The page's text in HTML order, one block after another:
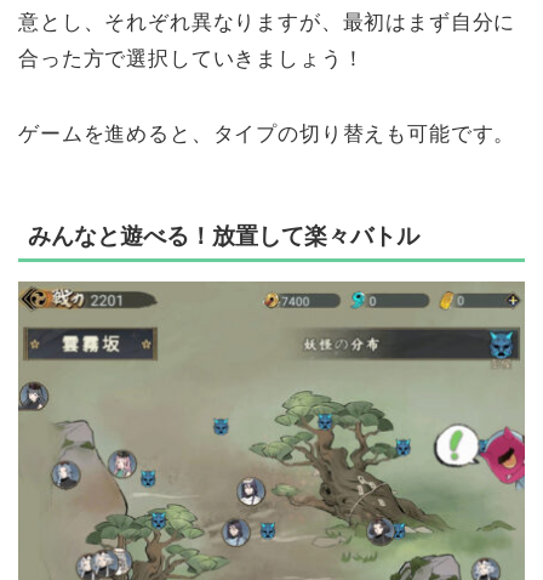
意とし、それぞれ異なりますが、最初はまず自分に
合った方で選択していきましょう！
ゲームを進めると、タイプの切り替えも可能です。
みんなと遊べる！放置して楽々バトル